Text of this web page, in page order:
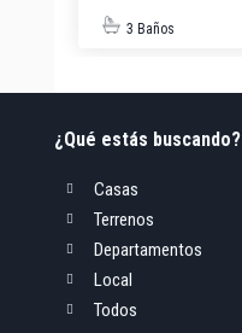
3 Baños
¿Qué estás buscando?
 Casas
 Terrenos
 Departamentos
 Local
 Todos